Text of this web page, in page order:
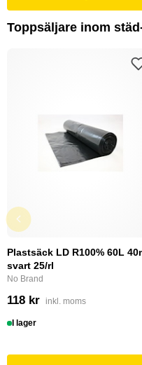
Toppsäljare inom
Plastsäck LD R100% 60L
svart 25/rl
No Brand
118 kr inkl. moms
I lager